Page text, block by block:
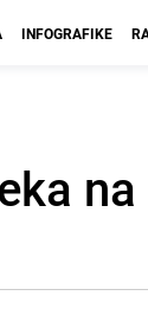
INFOGRAFIKE